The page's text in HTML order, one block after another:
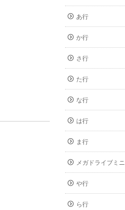
あ行
か行
さ行
た行
な行
は行
ま行
メガドライブミニ
や行
ら行